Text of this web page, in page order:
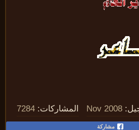
Nov 2008 المشاركات: 7284
مشاركة